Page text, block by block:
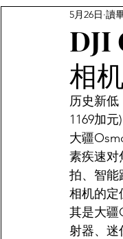
餐厅优惠
DJI
相
5月26日 讀
历史新
1169加元
大疆
素疾速对
拍、智能
相机的定
其是大疆
射器、迷